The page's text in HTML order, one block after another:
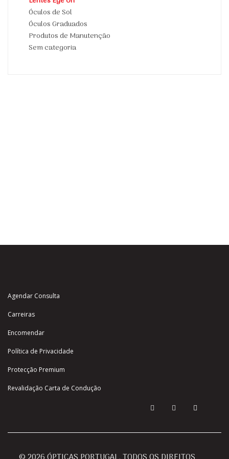
Óculos de Sol
Óculos Graduados
Produtos de Manutenção
Sem categoria
Agendar Consulta
Carreiras
Encomendar
Política de Privacidade
Protecção Premium
Revalidação Carta de Condução